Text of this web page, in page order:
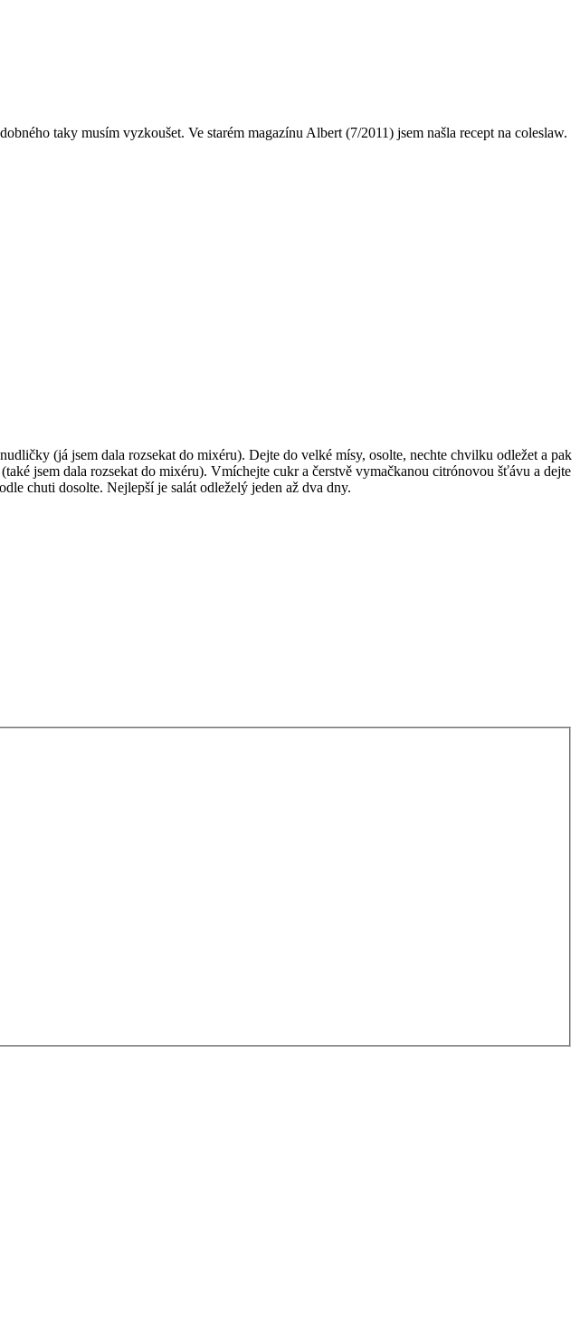
taky musím vyzkoušet. Ve starém magazínu Albert (7/2011) jsem našla recept na coleslaw.
(já jsem dala rozsekat do mixéru). Dejte do velké mísy, osolte, nechte chvilku odležet a pak
jsem dala rozsekat do mixéru). Vmíchejte cukr a čerstvě vymačkanou citrónovou šťávu a dejte
chuti dosolte. Nejlepší je salát odleželý jeden až dva dny.